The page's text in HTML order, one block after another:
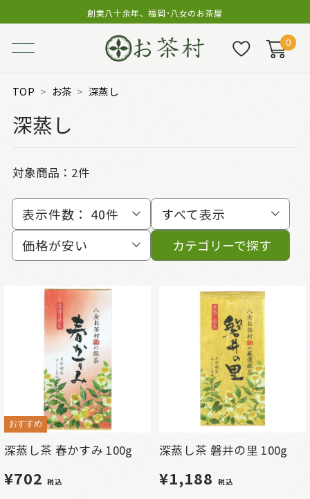
創業八十余年、福岡･八女のお茶屋
0
TOP お茶 深蒸し
深蒸し
対象商品： 2件
表示件数： 40件
すべて表示
価格が安い
カテゴリーで探す
おすすめ
深蒸し茶 春かすみ 100g
¥702税込
深蒸し茶 磐井の里 100g
¥1,188 税込